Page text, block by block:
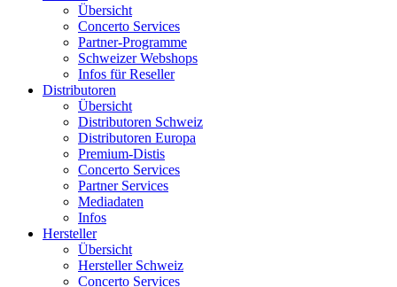
Übersicht
Concerto Services
Partner-Programme
Schweizer Webshops
Infos für Reseller
Distributoren
Übersicht
Distributoren Schweiz
Distributoren Europa
Premium-Distis
Concerto Services
Partner Services
Mediadaten
Infos
Hersteller
Übersicht
Hersteller Schweiz
Concerto Services